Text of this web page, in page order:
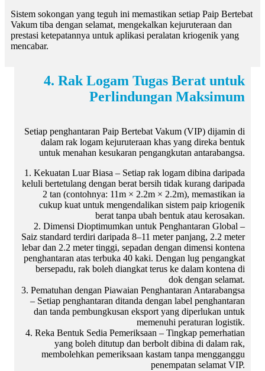
Sistem sokongan yang teguh ini memastikan setiap Paip Bertebat
Vakum tiba dengan selamat, mengekalkan kejuruteraan dan
prestasi ketepatannya untuk aplikasi peralatan kriogenik yang
mencabar.
4. Rak Logam Tugas Berat untuk
Perlindungan Maksimum
Setiap penghantaran Paip Bertebat Vakum (VIP) dijamin di
dalam rak logam kejuruteraan khas yang direka bentuk
untuk menahan kesukaran pengangkutan antarabangsa.
1. Kekuatan Luar Biasa – Setiap rak logam dibina daripada
keluli bertetulang dengan berat bersih tidak kurang daripada
2 tan (contohnya: 11m × 2.2m × 2.2m), memastikan ia
cukup kuat untuk mengendalikan sistem paip kriogenik
berat tanpa ubah bentuk atau kerosakan.
2. Dimensi Dioptimumkan untuk Penghantaran Global –
Saiz standard terdiri daripada 8–11 meter panjang, 2.2 meter
lebar dan 2.2 meter tinggi, sepadan dengan dimensi kontena
penghantaran atas terbuka 40 kaki. Dengan lug pengangkat
bersepadu, rak boleh diangkat terus ke dalam kontena di
dok dengan selamat.
3. Pematuhan dengan Piawaian Penghantaran Antarabangsa
– Setiap penghantaran ditanda dengan label penghantaran
dan tanda pembungkusan eksport yang diperlukan untuk
memenuhi peraturan logistik.
4. Reka Bentuk Sedia Pemeriksaan – Tingkap pemerhatian
yang boleh ditutup dan berbolt dibina di dalam rak,
membolehkan pemeriksaan kastam tanpa mengganggu
penempatan selamat VIP.